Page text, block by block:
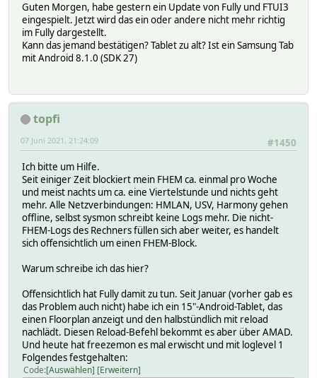
Guten Morgen, habe gestern ein Update von Fully und FTUI3
eingespielt. Jetzt wird das ein oder andere nicht mehr richtig
im Fully dargestellt.
Kann das jemand bestätigen? Tablet zu alt? Ist ein Samsung Tab
mit Android 8.1.0 (SDK 27)
topfi
#1450
07 Juni 2021, 21:24:09
Ich bitte um Hilfe.
Seit einiger Zeit blockiert mein FHEM ca. einmal pro Woche
und meist nachts um ca. eine Viertelstunde und nichts geht
mehr. Alle Netzverbindungen: HMLAN, USV, Harmony gehen
offline, selbst sysmon schreibt keine Logs mehr. Die nicht-
FHEM-Logs des Rechners füllen sich aber weiter, es handelt
sich offensichtlich um einen FHEM-Block.
Warum schreibe ich das hier?
Offensichtlich hat Fully damit zu tun. Seit Januar (vorher gab es
das Problem auch nicht) habe ich ein 15"-Android-Tablet, das
einen Floorplan anzeigt und den halbstündlich mit reload
nachlädt. Diesen Reload-Befehl bekommt es aber über AMAD.
Und heute hat freezemon es mal erwischt und mit loglevel 1
Folgendes festgehalten:
Code Auswählen Erweitern